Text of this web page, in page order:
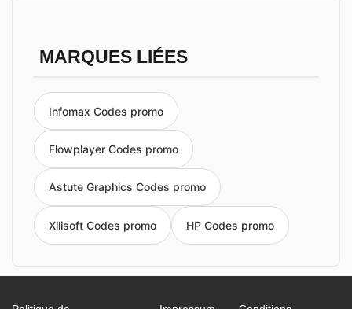
MARQUES LIÉES
Infomax Codes promo
Flowplayer Codes promo
Astute Graphics Codes promo
Xilisoft Codes promo HP Codes promo